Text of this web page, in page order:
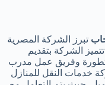
تبرز الشركة المصرية
الشركة بتقديم
وفريق عمل مدرب
خدمات النقل للمنازل